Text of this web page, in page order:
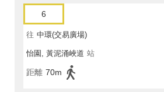
6
往 中環(交易廣場)
怡園, 黃泥涌峽道 站
距離 70m